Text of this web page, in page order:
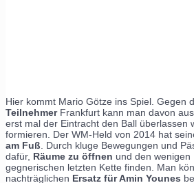
Hier kommt Mario Götze ins Spiel. Gegen
TeilnehmerFrankfurt kann man davon
erst mal der Eintracht den Ball überlassen
formieren. Der WM-Held von 2014 hat
am Fuß . Durch kluge Bewegungen und
dafür, Räume zu öffnen und den
gegnerischen letzten Kette finden. Man
nachträglichen Ersatz für Amin Younes